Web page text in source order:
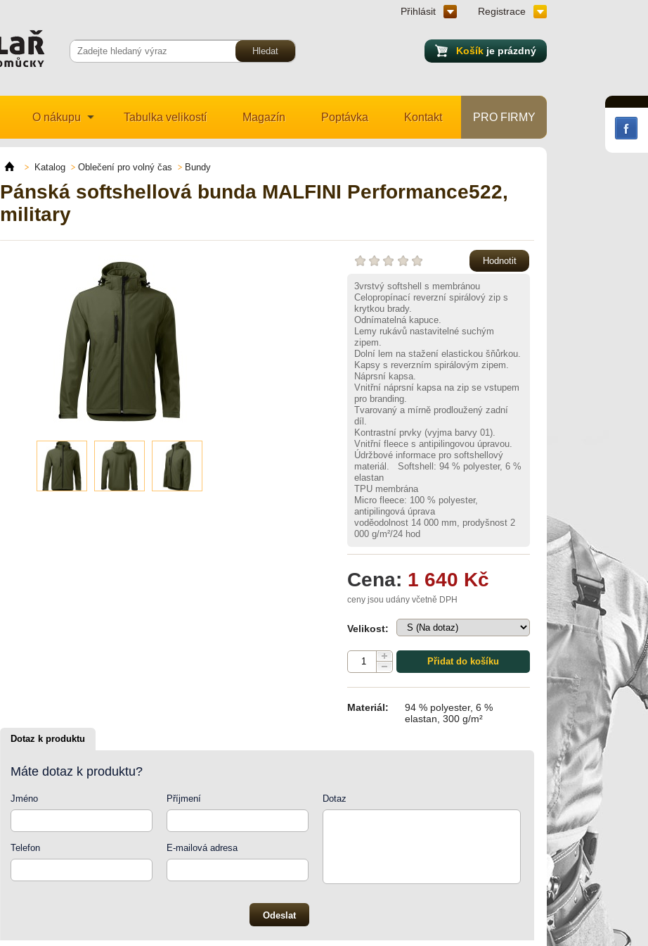
Košík je prázdný
Přihlásit Registrace
O nákupu Tabulka velikostí Magazín Poptávka Kontakt PRO FIRMY
Katalog Oblečení pro volný čas Bundy
Pánská softshellová bunda MALFINI Performance522,
military
Hodnotit
3vrstvý softshell s membránou
Celopropínací reverzní spirálový zip s
krytkou brady.
Odnímatelná kapuce.
Lemy rukávů nastavitelné suchým
zipem.
Dolní lem na stažení elastickou šňůrkou.
Kapsy s reverzním spirálovým zipem.
Náprsní kapsa.
Vnitřní náprsní kapsa na zip se vstupem
pro branding.
Tvarovaný a mírně prodloužený zadní
díl.
Kontrastní prvky (vyjma barvy 01).
Vnitřní fleece s antipilingovou úpravou.
Údržbové informace pro softshellový
materiál. Softshell: 94 % polyester, 6 %
elastan
TPU membrána
Micro fleece: 100 % polyester,
antipilingová úprava
voděodolnost 14 000 mm, prodyšnost 2
000 g/m²/24 hod
Cena: 1 640 Kč
ceny jsou udány včetně DPH
Velikost:
Přidat do košíku
Materiál:
94 % polyester, 6 %
elastan, 300 g/m²
Dotaz k produktu
Máte dotaz k produktu?
Jméno
Telefon
Příjmení
E-mailová adresa
Dotaz